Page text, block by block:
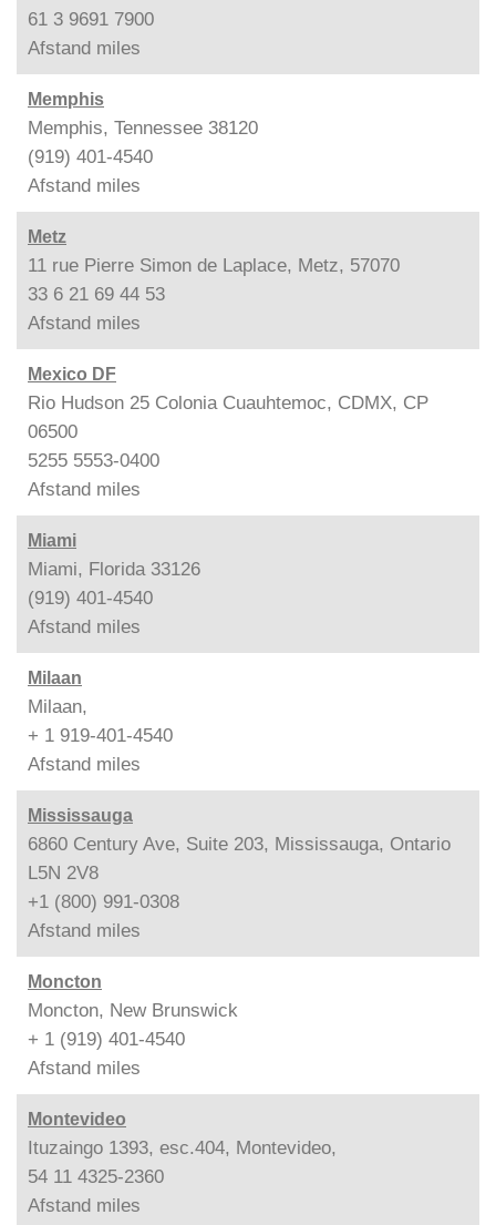
61 3 9691 7900
Afstand miles
Memphis
Memphis, Tennessee 38120
(919) 401-4540
Afstand miles
Metz
11 rue Pierre Simon de Laplace, Metz, 57070
33 6 21 69 44 53
Afstand miles
Mexico DF
Rio Hudson 25 Colonia Cuauhtemoc, CDMX, CP
06500
5255 5553-0400
Afstand miles
Miami
Miami, Florida 33126
(919) 401-4540
Afstand miles
Milaan
Milaan,
+ 1 919-401-4540
Afstand miles
Mississauga
6860 Century Ave, Suite 203, Mississauga, Ontario
L5N 2V8
+1 (800) 991-0308
Afstand miles
Moncton
Moncton, New Brunswick
+ 1 (919) 401-4540
Afstand miles
Montevideo
Ituzaingo 1393, esc.404, Montevideo,
54 11 4325-2360
Afstand miles